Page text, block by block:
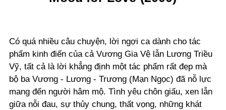
Có quá nhiều câu chuyện, lời ngợi ca dành cho tác
phẩm kinh điển của cả Vương Gia Vệ lẫn Lương Triều
Vỹ, tất cả là lời khẳng định một tác phẩm rất đẹp mà
bộ ba Vương - Lương - Trương (Mạn Ngọc) đã nỗ lực
mang đến người hâm mộ. Tình yêu chôn giấu, xen lẫn
giữa nỗi đau, sự thủy chung, thất vọng, những khát